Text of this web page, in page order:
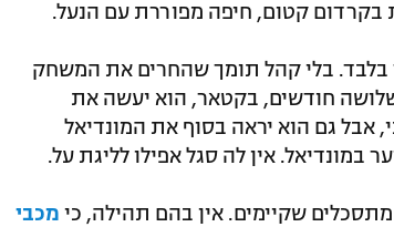
קטום, חיפה מפוררת עם הנעל.
בלי קהל תומך שהחרים את המשחק
שלושה חודשים, בקטאר, הוא יעשה את
אבל גם הוא יראה בסוף את המונדיאל
אין לה סגל אפילו לליגת על.
שקיימים. אין בהם תהילה, כי מכבי